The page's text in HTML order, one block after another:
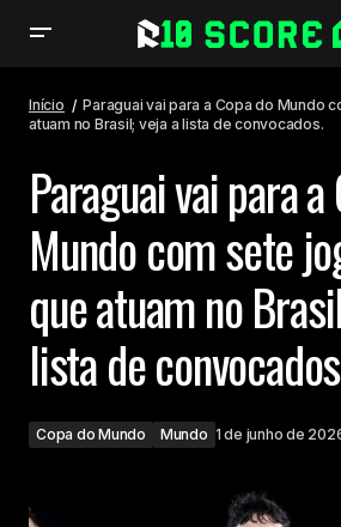
Brasil; veja a lista de convocados.
Início
Paraguai vai para a Copa do Mundo
atuam no Brasil; veja a lista de convocados.
Paraguai vai para
Mundo com sete
que atuam no
lista de
Copa do Mundo Mundo 1 de junho de